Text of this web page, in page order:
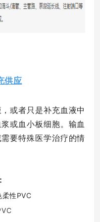
供应
或者只是补充血液中
或血小板细胞。输血
要特殊医学治疗的情
性PVC